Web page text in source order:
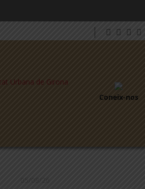
Coneix-nos
05/08/26